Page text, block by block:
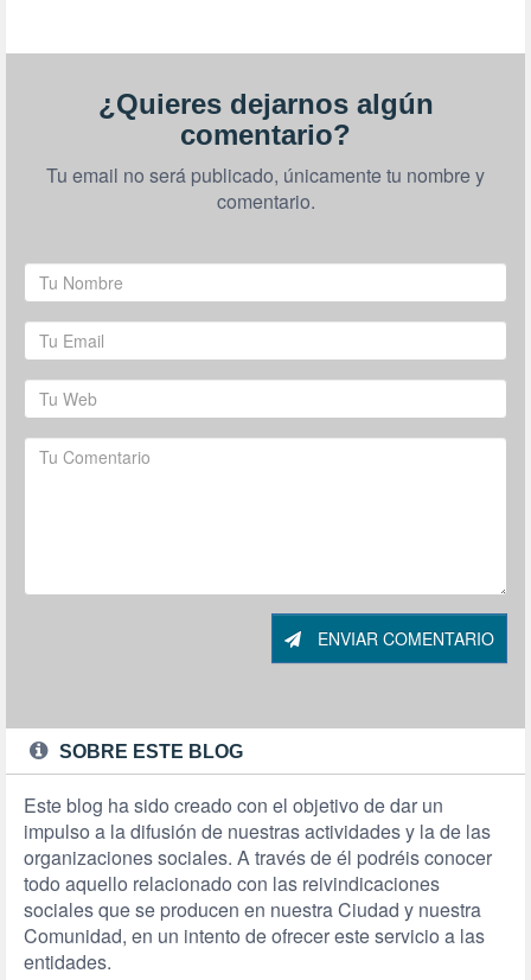
¿Quieres dejarnos algún
comentario?
Tu email no será publicado, únicamente tu nombre y
comentario.
ENVIAR COMENTARIO
SOBRE ESTE BLOG
Este blog ha sido creado con el objetivo de dar un
impulso a la difusión de nuestras actividades y la de las
organizaciones sociales. A través de él podréis conocer
todo aquello relacionado con las reivindicaciones
sociales que se producen en nuestra Ciudad y nuestra
Comunidad, en un intento de ofrecer este servicio a las
entidades.